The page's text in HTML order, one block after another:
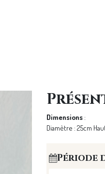
Dimensions :
Diamètre : 25cm
Période